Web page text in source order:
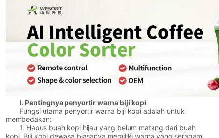
I. Pentingnya penyortir warna biji kopi
Fungsi utama penyortir warna biji kopi adalah untuk
membedakan:
1. Hapus buah kopi hijau yang belum matang dari buah
kopi. Biji kopi dewasa biasanya memiliki warna yang seragam